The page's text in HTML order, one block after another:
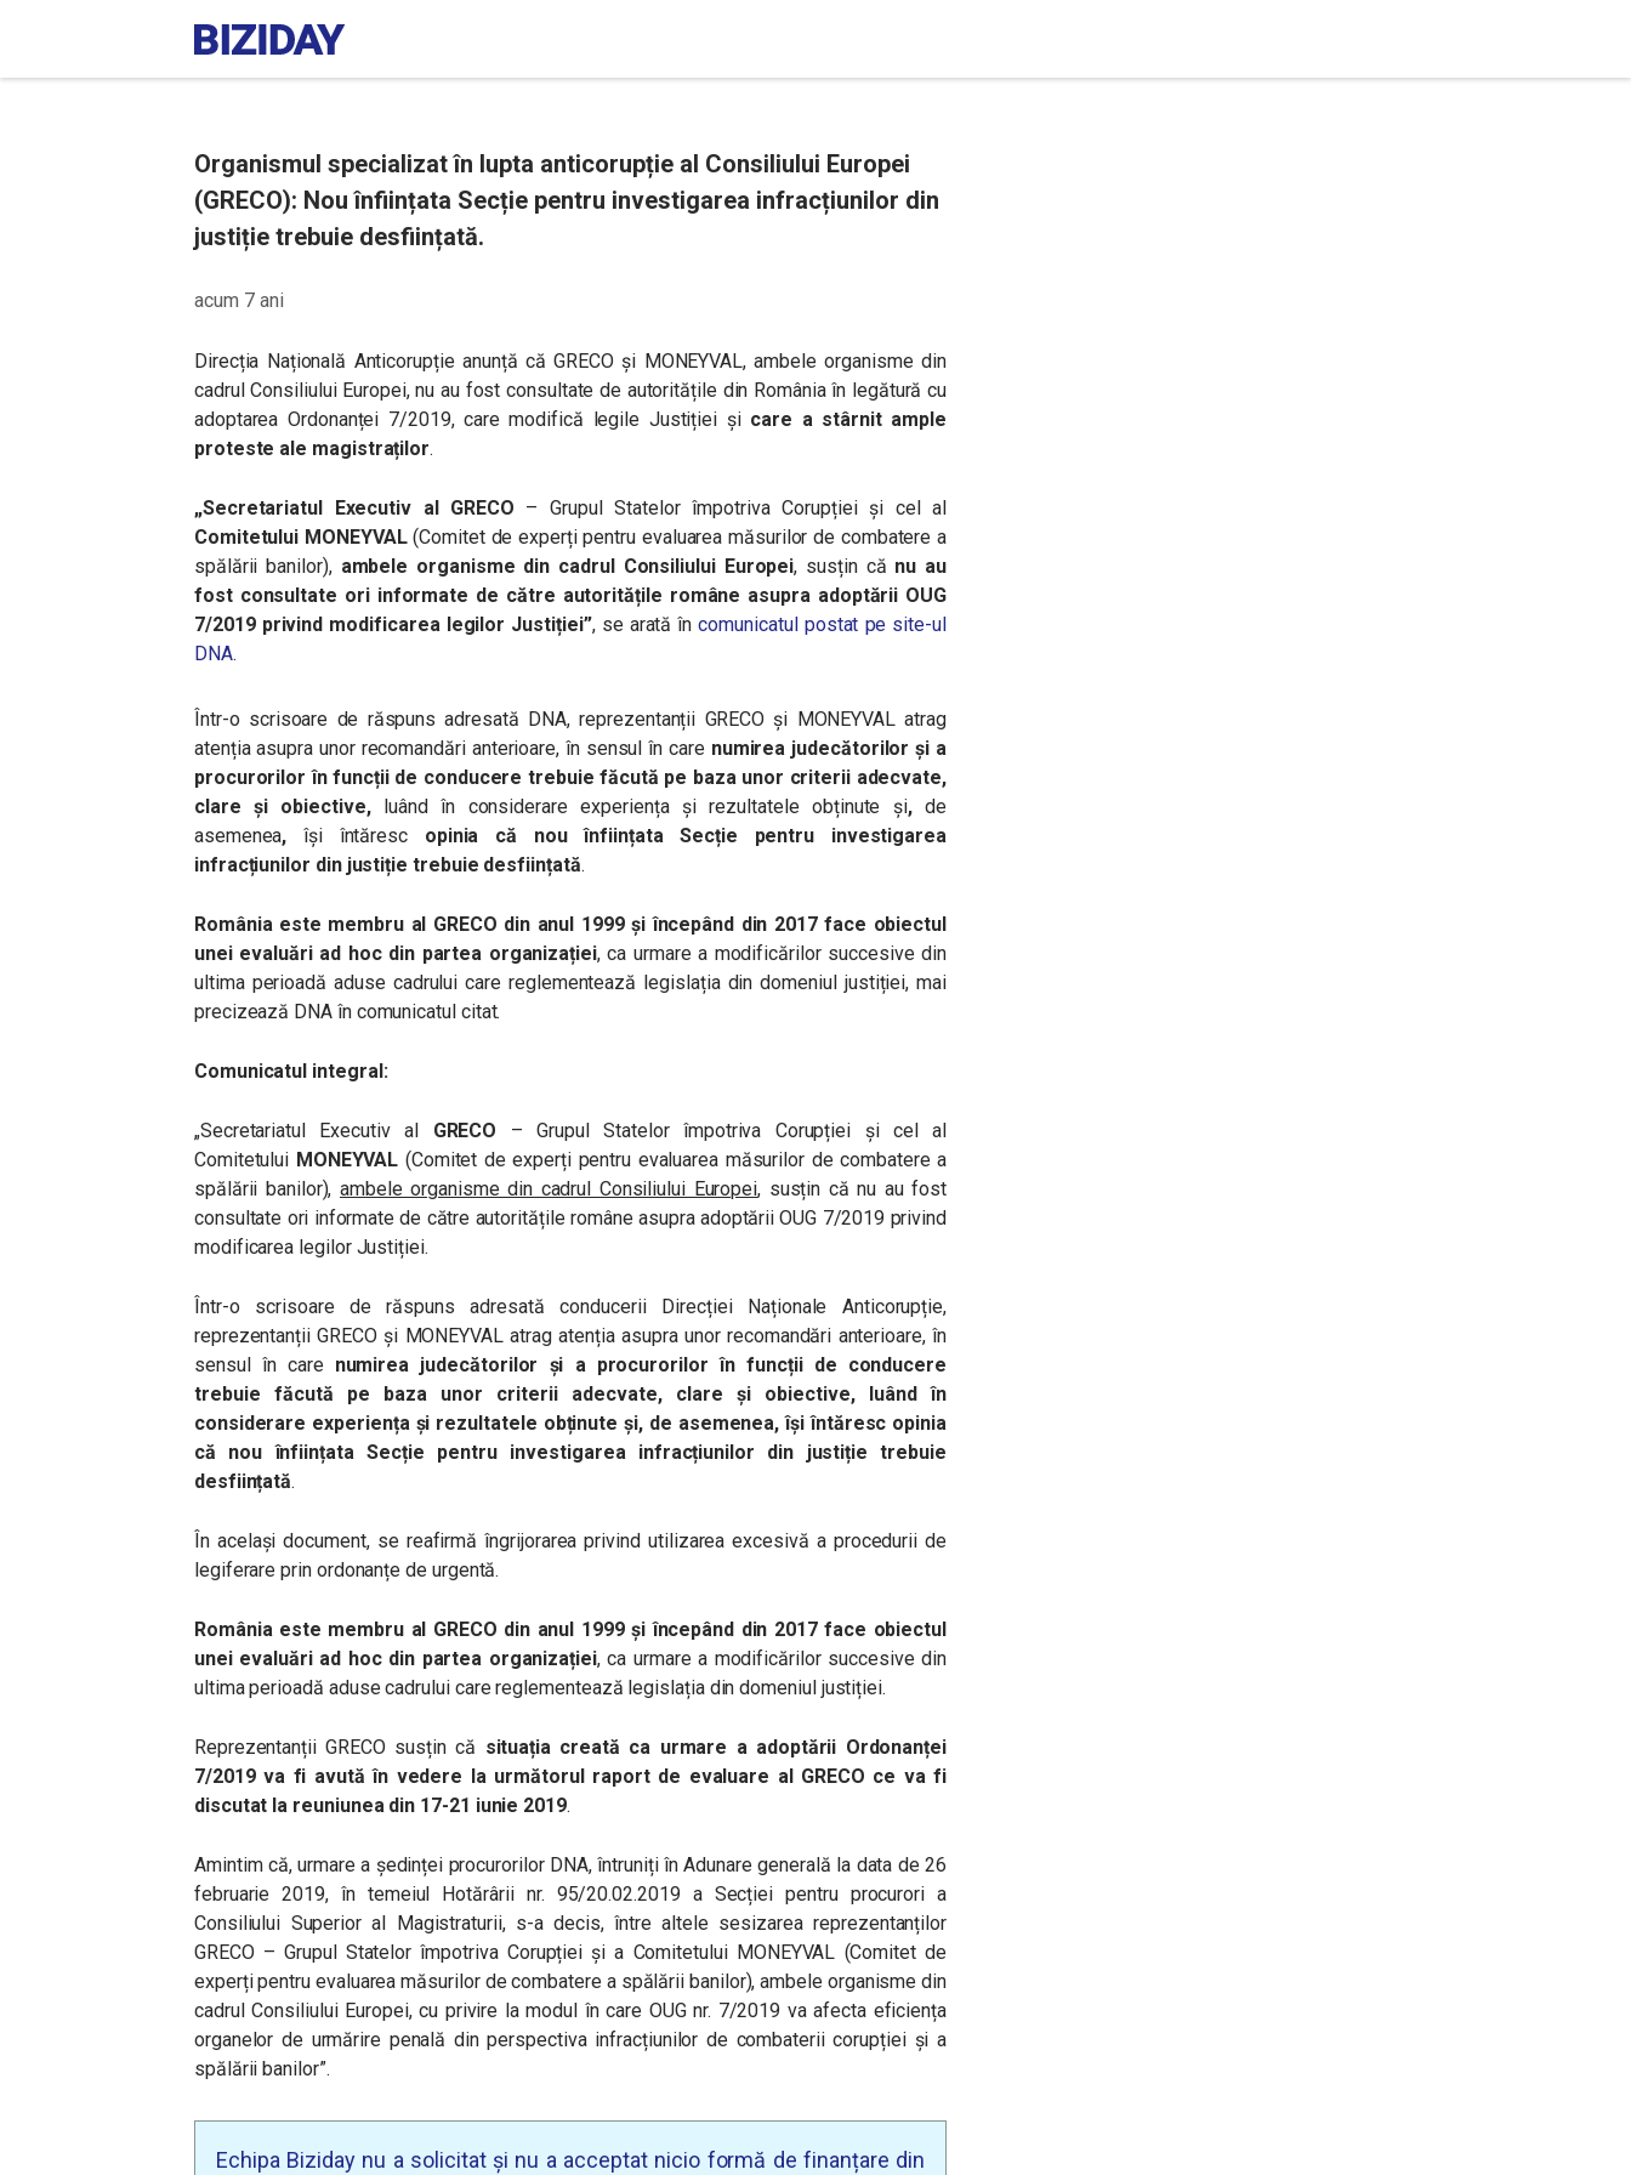
Organismul specializat în lupta anticorupție al Consiliului Europei
(GRECO): Nou înființata Secție pentru investigarea infracțiunilor din
justiție trebuie desființată.
acum 7 ani
Direcția Națională Anticorupție anunță că GRECO și MONEYVAL, ambele organisme din
cadrul Consiliului Europei, nu au fost consultate de autoritățile din România în legătură cu
adoptarea Ordonanței 7/2019, care modifică legile Justiției și care a stârnit ample
proteste ale magistraților.
„Secretariatul Executiv al GRECO – Grupul Statelor împotriva Corupției și cel al
Comitetului MONEYVAL(Comitet de experți pentru evaluarea măsurilor de combatere a
spălării banilor), ambele organisme din cadrul Consiliului Europei, susțin că nu au
fost consultate ori informate de către autoritățile române asupra adoptării OUG
7/2019 privind modificarea legilor Justiției”, se arată încomunicatul postat pe site-ul
DNA.
Într-o scrisoare de răspuns adresată DNA,reprezentanții GRECO și MONEYVAL atrag
atenția asupra unor recomandări anterioare, în sensul în care numirea judecătorilor și a
procurorilor în funcții de conducere trebuie făcută pe baza unor criterii adecvate,
clare și obiective, luând în considerare experiența și rezultatele obținute și,de
asemenea,își întăresc opinia că nou înființata Secție pentru investigarea
infracțiunilor din justiție trebuie desființată.
România este membru al GRECO din anul 1999 și începând din 2017 face obiectul
unei evaluări ad hoc din partea organizației, ca urmare a modificărilor succesive din
ultima perioadă aduse cadrului care reglementează legislația din domeniul justiției, mai
precizează DNA în comunicatul citat.
Comunicatul integral:
„Secretariatul Executiv al GRECO
– Grupul Statelor împotriva Corupției și cel al
Comitetului MONEYVAL (Comitet de experți pentru evaluarea măsurilor de combatere a
spălării banilor), ambele organisme din cadrul Consiliului Europei, susțin că nu au fost
consultate ori informate de către autoritățile române asupra adoptării OUG 7/2019 privind
modificarea legilor Justiției.
Într-o scrisoare de răspuns adresată conducerii Direcției Naționale Anticorupție,
reprezentanții GRECO și MONEYVAL atrag atenția asupra unor recomandări anterioare, în
sensul în care numirea judecătorilor și a procurorilor în funcții de conducere
trebuie făcută pe baza unor criterii adecvate, clare și obiective, luând în
considerare experiența și rezultatele obținute și, de asemenea, își întăresc opinia
că nou înființata Secție pentru investigarea infracțiunilor din justiție trebuie
desființată.
În același document, se reafirmă îngrijorarea privind utilizarea excesivă a procedurii de
legiferare prin ordonanțe de urgentă.
România este membru al GRECO din anul 1999 și începând din 2017 face obiectul
unei evaluări ad hoc din partea organizației, ca urmare a modificărilor succesive din
ultima perioadă aduse cadrului care reglementează legislația din domeniul justiției.
Reprezentanții GRECO susțin că situația creată ca urmare a adoptării Ordonanței
7/2019 va fi avută în vedere la următorul raport de evaluare al GRECO ce va fi
discutat la reuniunea din 17-21 iunie 2019.
Amintim că, urmare a ședinței procurorilor DNA, întruniți în Adunare generală la data de 26
februarie 2019, în temeiul Hotărârii nr. 95/20.02.2019 a Secției pentru procurori a
Consiliului Superior al Magistraturii, s-a decis, între altele sesizarea reprezentanților
GRECO – Grupul Statelor împotriva Corupției și a Comitetului MONEYVAL (Comitet de
experți pentru evaluarea măsurilor de combatere a spălării banilor), ambele organisme din
cadrul Consiliului Europei, cu privire la modul în care OUG nr. 7/2019 va afecta eficiența
organelor de urmărire penală din perspectiva infracțiunilor de combaterii corupției și a
spălării banilor”.
Echipa Biziday nu a solicitat și nu a acceptat nicio formă de finanțare din